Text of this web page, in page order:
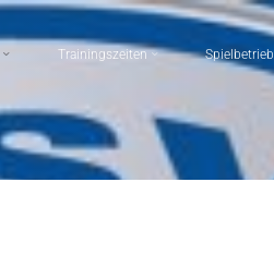
Trainingszeiten Spielbetrieb